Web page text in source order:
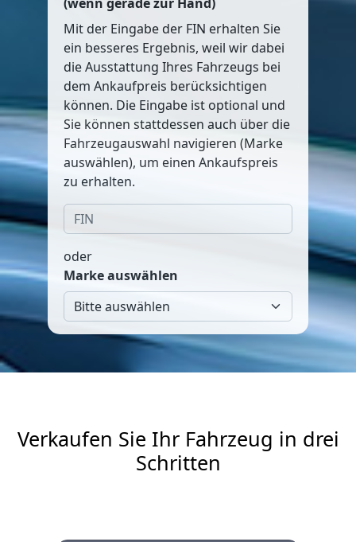
Mit der Eingabe der FIN erhalten Sie
ein besseres Ergebnis, weil wir dabei
die Ausstattung Ihres Fahrzeugs bei
dem Ankaufpreis berücksichtigen
können. Die Eingabe ist optional und
Sie können stattdessen auch über die
Fahrzeugauswahl navigieren (Marke
auswählen), um einen Ankaufspreis
zu erhalten.
oder
Marke auswählen
Verkaufen Sie Ihr Fahrzeug in drei
Schritten